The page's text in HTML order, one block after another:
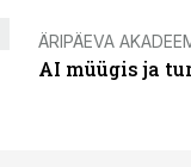
ÄRIPÄEVA
AI müügis ja